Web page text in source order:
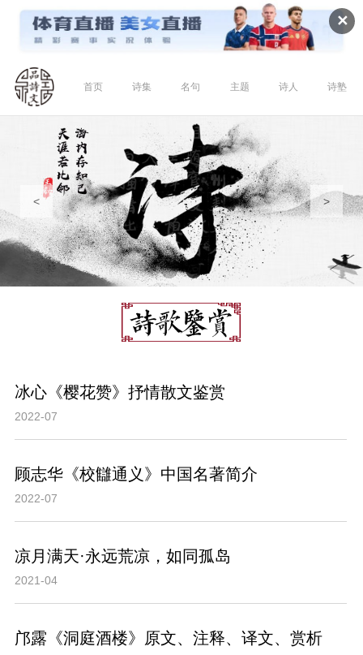
✕
首页 诗集 名句 主题 诗人 诗塾
< >
冰心《樱花赞》抒情散文鉴赏
2022-07
顾志华《校讎通义》中国名著简介
2022-07
凉月满天·永远荒凉，如同孤岛
2021-04
邝露《洞庭酒楼》原文、注释、译文、赏析